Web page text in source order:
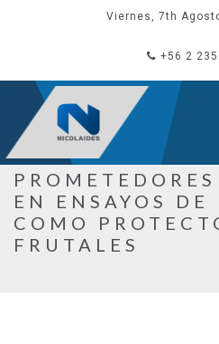
Viernes, 7th
+56 2
EN ENSAYOS
COMO
FRUTALES